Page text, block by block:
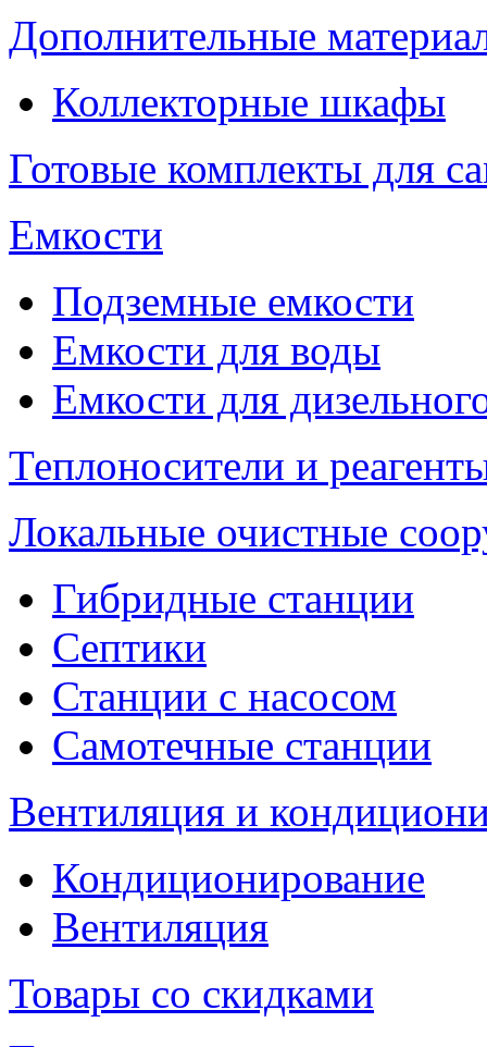
Дополнительные
Коллекторные шкафы
Готовые комплекты для
Емкости
Подземные емкости
Емкости для воды
Емкости для
Теплоносители и
Локальные очистные
Гибридные станции
Септики
Станции с насосом
Самотечные станции
Вентиляция и
Кондиционирование
Вентиляция
Товары со скидками